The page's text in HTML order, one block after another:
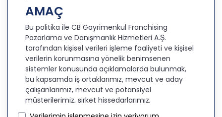
AMAÇ
Bu politika ile CB Gayrimenkul Franchising
Pazarlama ve Danışmanlık Hizmetleri A.Ş.
tarafından kişisel verileri işleme faaliyeti ve kişisel
verilerin korunmasına yönelik benimsenen
sistemler konusunda açıklamalarda bulunmak,
bu kapsamda iş ortaklarımız, mevcut ve aday
çalışanlarımız, mevcut ve potansiyel
müşterilerimiz, şirket hissedarlarımız,